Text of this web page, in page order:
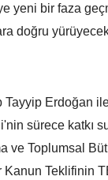
yeni bir faza
doğru
Tayyip Erdoğan
sürece katkı
ve Toplumsal
Teklifinin